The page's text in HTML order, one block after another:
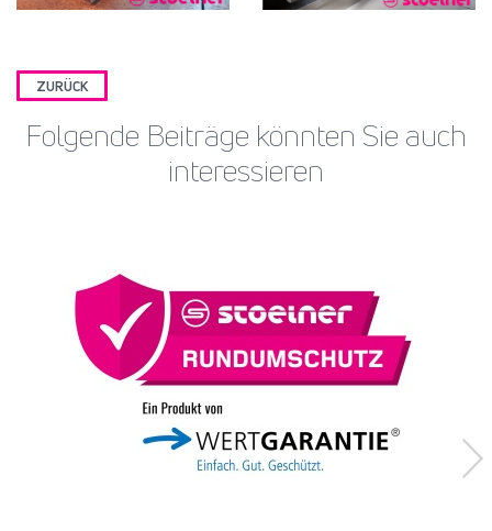
ZURÜCK
Folgende Beiträge könnten Sie auch
interessieren